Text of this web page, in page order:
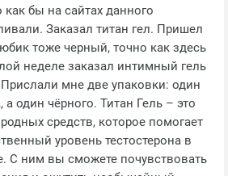
бы на сайтах данного
Заказал титан гел. Пришел
тоже черный, точно как здесь
неделе заказал интимный гель
мне две упаковки: один
а один чёрного. Титан Гель – это
средств, которое помогает
уровень тестостерона в
С ним вы сможете почувствовать